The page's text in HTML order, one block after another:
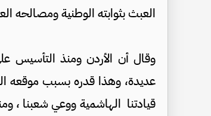
العبث بثوابته الوطنية ومصالحه
وقال أن الأردن ومنذ التأسيس
عديدة، وهذا قدره بسبب موقعه
قيادتنا الهاشمية ووعي شعبنا ،